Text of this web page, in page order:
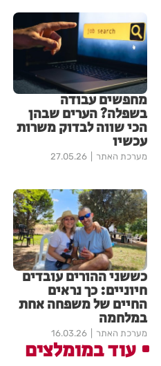
מחפשים עבודה
בשפלה? הערים שבהן
הכי שווה לבדוק משרות
עכשיו
מערכת האתר 27.05.26
כששני ההורים עובדים
חיוניים: כך נראים
החיים של משפחה אחת
במלחמה
מערכת האתר 16.03.26
עוד במומלצים